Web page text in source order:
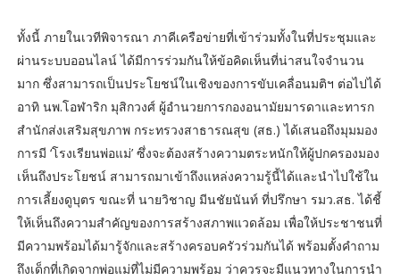
ทั้งนี้ ภายในเวทีพิจารณา ภาคีเครือข่ายที่เข้าร่วมทั้งในที่ประชุมและ
ผ่านระบบออนไลน์ ได้มีการร่วมกันให้ข้อคิดเห็นที่น่าสนใจจำนวน
มาก ซึ่งสามารถเป็นประโยชน์ในเชิงของการขับเคลื่อนมติฯ ต่อไปได้
อาทิ นพ.โอฬาริก มุสิกวงศ์ ผู้อำนวยการกองอนามัยมารดาและทารก
สำนักส่งเสริมสุขภาพ กระทรวงสาธารณสุข (สธ.) ได้เสนอถึงมุมมอง
การมี ‘โรงเรียนพ่อแม่’ ซึ่งจะต้องสร้างความตระหนักให้ผู้ปกครองมอง
เห็นถึงประโยชน์ สามารถมาเข้าถึงแหล่งความรู้นี้ได้และนำไปใช้ใน
การเลี้ยงดูบุตร ขณะที่ นายวิชาญ มีนชัยนันท์ ที่ปรึกษา รมว.สธ. ได้ชี้
ให้เห็นถึงความสำคัญของการสร้างสภาพแวดล้อม เพื่อให้ประชาชนที่
มีความพร้อมได้มารู้จักและสร้างครอบครัวร่วมกันได้ พร้อมตั้งคำถาม
ถึงเด็กที่เกิดจากพ่อแม่ที่ไม่มีความพร้อม ว่าควรจะมีแนวทางในการนำ